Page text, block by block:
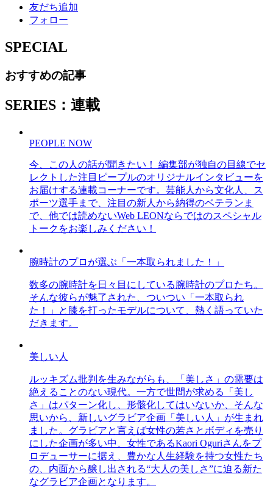
友だち追加
フォロー
SPECIAL
おすすめの記事
SERIES：連載
PEOPLE NOW
今、この人の話が聞きたい！ 編集部が独自の目線でセ
レクトした注目ピープルのオリジナルインタビューを
お届けする連載コーナーです。芸能人から文化人、ス
ポーツ選手まで、注目の新人から納得のベテランま
で、他では読めないWeb LEONならではのスペシャル
トークをお楽しみください！
腕時計のプロが選ぶ「一本取られました！」
数多の腕時計を日々目にしている腕時計のプロたち。
そんな彼らが魅了された、ついつい「一本取られ
た！」と膝を打ったモデルについて、熱く語っていた
だきます。
美しい人
ルッキズム批判を生みながらも、「美しさ」の需要は
絶えることのない現代。一方で世間が求める「美し
さ」はパターン化し、形骸化してはいないか、そんな
思いから、新しいグラビア企画「美しい人」が生まれ
ました。グラビアと言えば女性の若さとボディを売り
にした企画が多い中、女性であるKaori Oguriさんをプ
ロデューサーに据え、豊かな人生経験を持つ女性たち
の、内面から醸し出される“大人の美しさ”に迫る新た
なグラビア企画となります。